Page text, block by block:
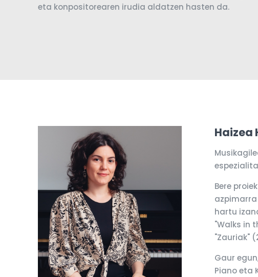
eta konpositorearen irudia aldatzen hasten da.
Haizea
Bere
azpimarra
hartu
"Walks in
"Zauriak"
Gaur
Piano eta